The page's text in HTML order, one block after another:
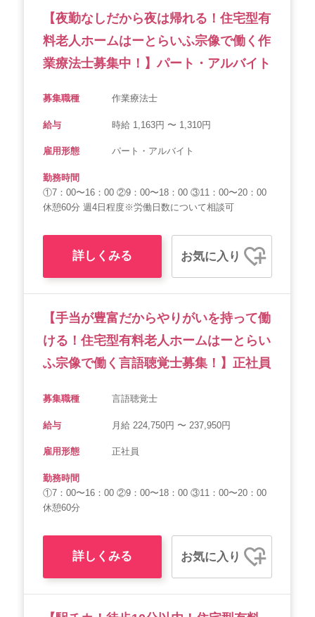
【夜勤なしだから夜は帰れる！住宅型有
料老人ホームはーとらいふ宗像で働く作
業療法士募集中！】パート・アルバイト
募集職種 作業療法士
給与 時給 1,163円 〜 1,310円
雇用形態 パート・アルバイト
勤務時間
①7：00〜16：00 ②9：00〜18：00 ③11：00〜20：00
休憩60分 週4日程度※労働日数について相談可
詳しくみる お気に入り
【手当が豊富だからやりがいを持って働
ける！住宅型有料老人ホームはーとらい
ふ宗像で働く言語聴覚士募集！】正社員
募集職種 言語聴覚士
給与 月給 224,750円 〜 237,950円
雇用形態 正社員
勤務時間
①7：00〜16：00 ②9：00〜18：00 ③11：00〜20：00
休憩60分
詳しくみる お気に入り